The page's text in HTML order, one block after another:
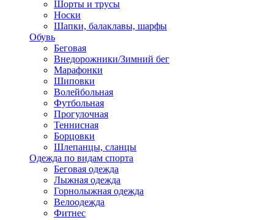
Шорты и трусы
Носки
Шапки, балаклавы, шарфы
Обувь
Беговая
Внедорожники/Зимний бег
Марафонки
Шиповки
Волейбольная
Футбольная
Прогулочная
Теннисная
Борцовки
Шлепанцы, сланцы
Одежда по видам спорта
Беговая одежда
Лыжная одежда
Горнолыжная одежда
Велоодежда
Фитнес